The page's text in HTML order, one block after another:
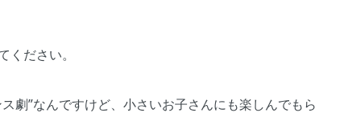
ださい。
劇”なんですけど、小さいお子さんにも楽しんでもら